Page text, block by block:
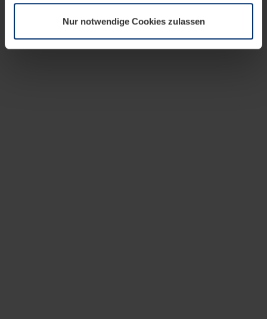
Datenschutzerklärungunserer Website ändern oder
widerrufen.
Nur notwendige Cookies zulassen